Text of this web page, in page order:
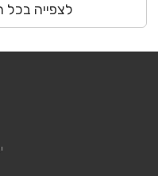
לצפייה בכל